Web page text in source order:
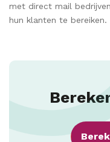
met direct mail
hun klanten te bereiken.